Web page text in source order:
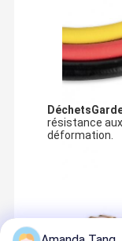
DéchetsG
résistance
déformation.
Puis, nous l'avons